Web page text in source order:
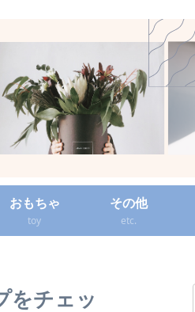
おもちゃ
toy
その他
etc.
をチェッ